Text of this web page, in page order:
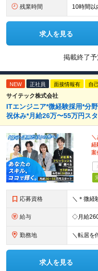
残業時間 10時間以
求人を見る
掲載終了予
NEW 正社員 面接情報有 自
サイテック株式会社
ITエンジニア*微経験採用*分
祝休み*月給26万〜55万円ス
＼
経
案
応募資格
給与
勤務地
求人を見る